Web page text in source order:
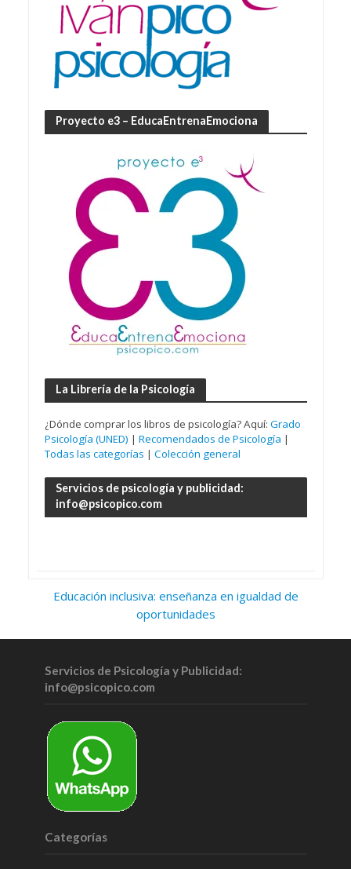
Proyecto e3 – EducaEntrenaEmociona
La Librería de la Psicología
¿Dónde comprar los libros de psicología? Aquí: Grado
Psicología (UNED) | Recomendados de Psicología |
Todas las categorías | Colección general
Servicios de psicología y publicidad:
info@psicopico.com
Educación inclusiva: enseñanza en igualdad de
oportunidades
Servicios de Psicología y Publicidad:
info@psicopico.com
Categorías